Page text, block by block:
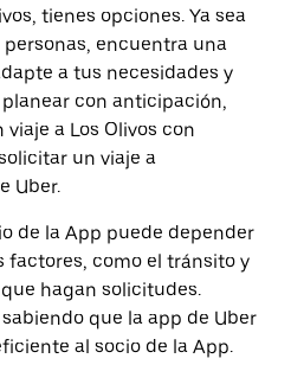
tienes opciones. Ya sea
encuentra una
a tus necesidades y
con anticipación,
a Los Olivos con
un viaje a
Uber.
de la App puede depender
factores, como el tránsito y
hagan solicitudes.
que la app de Uber
al socio de la App.